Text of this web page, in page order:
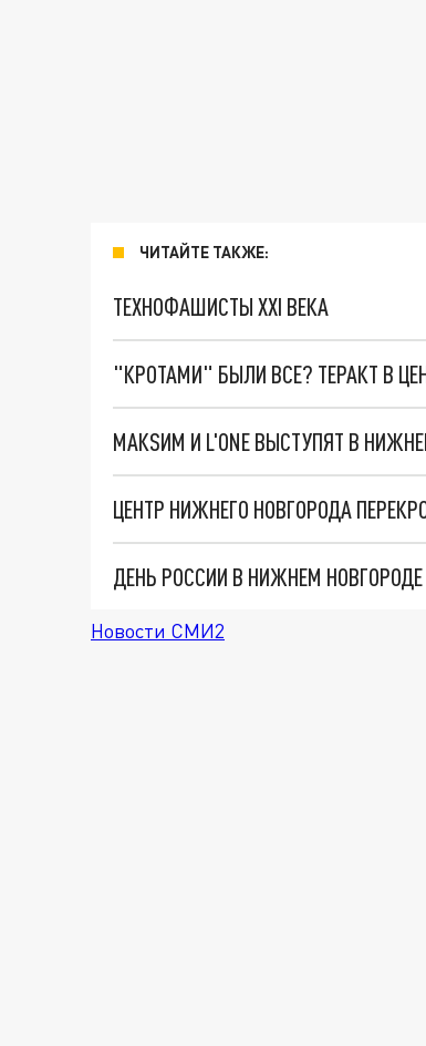
ЧИТАЙТЕ ТАКЖЕ:
ТЕХНОФАШИСТЫ XXI ВЕКА
"КРОТАМИ" БЫЛИ ВСЕ? ТЕРАКТ В
MAКSИМ И L'ONE ВЫСТУПЯТ В
ЦЕНТР НИЖНЕГО НОВГОРОДА
ДЕНЬ РОССИИ В НИЖНЕМ
Новости СМИ2